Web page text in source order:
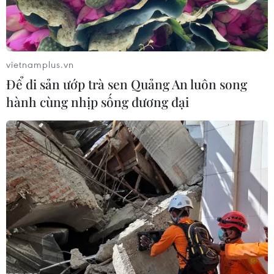
#Tỉnh ủy Bình Thuận
#Lấn chiếm đất công
#Đất lâm nghiệp
#Lấn chiếm đất công
Bình Thuận
Lâm Đồng
Theo dõi VietnamPlus
TIN LIÊN QUAN
vietnamplus.vn
Để di sản ướp trà sen Quảng An luôn song
hành cùng nhịp sống đương đại